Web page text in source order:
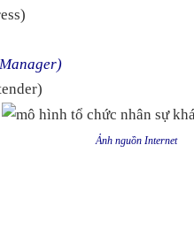
Ảnh nguồn Internet